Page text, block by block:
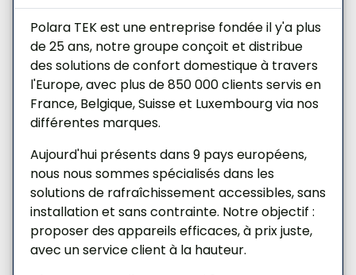
Polara TEK est une entreprise fondée il y'a plus
de 25 ans, notre groupe conçoit et distribue
des solutions de confort domestique à travers
l'Europe, avec plus de 850 000 clients servis en
France, Belgique, Suisse et Luxembourg via nos
différentes marques.
Aujourd'hui présents dans 9 pays européens,
nous nous sommes spécialisés dans les
solutions de rafraîchissement accessibles, sans
installation et sans contrainte. Notre objectif :
proposer des appareils efficaces, à prix juste,
avec un service client à la hauteur.